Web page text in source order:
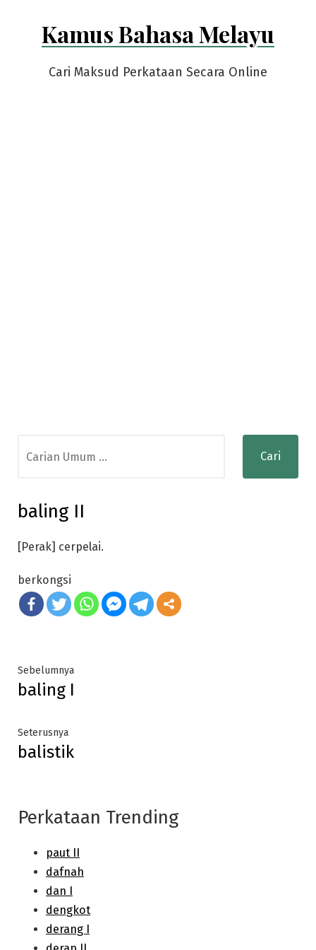
Kamus Bahasa Melayu
Cari Maksud Perkataan Secara Online
for:
baling II
[Perak] cerpelai.
berkongsi
Post
navigation
SebelumnyaPrevious
baling I
SeterusnyaNext
post:
balistik
Perkataan Trending